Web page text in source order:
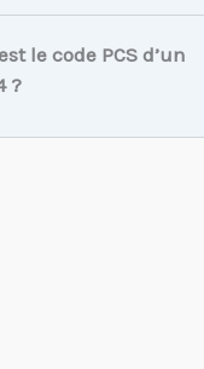
le code PCS d’un
?